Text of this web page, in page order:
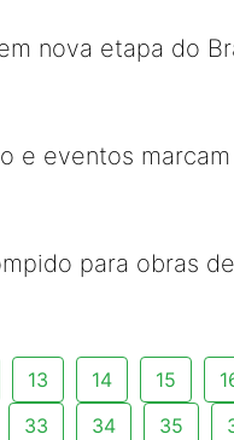
nova etapa do
e eventos
para obras
13 14 15
33 34 35